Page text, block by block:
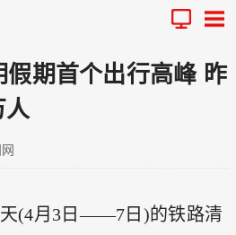
假期首个出行高峰 昨
人
(4月3日——7日)的铁路清